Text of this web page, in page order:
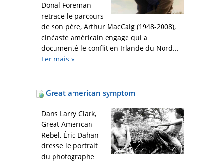
Donal Foreman
retrace le parcours
de son père, Arthur MacCaig (1948-2008),
cinéaste américain engagé qui a
documenté le conflit en Irlande du Nord...
Ler mais »
Great american symptom
Dans Larry Clark,
Great American
Rebel, Éric Dahan
dresse le portrait
du photographe